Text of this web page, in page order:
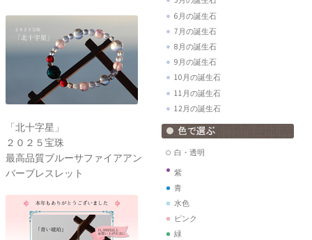
「北十字星」
２０２５宝珠
最高品質ブルーサファイアアン
バーブレスレット
6月の誕生石
7月の誕生石
8月の誕生石
9月の誕生石
10月の誕生石
11月の誕生石
12月の誕生石
白・透明
紫
青
水色
ピンク
緑